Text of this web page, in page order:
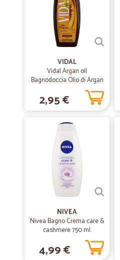
VIDAL
Vidal Argan oil
Bagnodoccia Olio di Argan
Biologico 500 ml.
2,95 €
NIVEA
Nivea Bagno Crema care &
cashmere 750 ml.
4,99 €